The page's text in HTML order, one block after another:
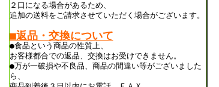
２口になる場合があるため、
追加の送料をご請求させていただく場合がございます。
■返品・交換について
●食品という商品の性質上、
お客様都合での返品、交換はお受けできません。
●万が一破損や不良品、商品の間違い等がございました
ら、